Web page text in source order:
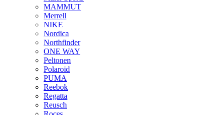
MAMMUT
Merrell
NIKE
Nordica
Northfinder
ONE WAY
Peltonen
Polaroid
PUMA
Reebok
Regatta
Reusch